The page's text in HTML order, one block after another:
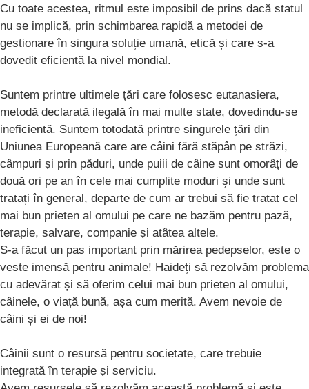
Cu toate acestea, ritmul este imposibil de prins dacă statul
nu se implică, prin schimbarea rapidă a metodei de
gestionare în singura soluție umană, etică și care s-a
dovedit eficientă la nivel mondial.
Suntem printre ultimele țări care folosesc eutanasiera,
metodă declarată ilegală în mai multe state, dovedindu-se
ineficientă. Suntem totodată printre singurele țări din
Uniunea Europeană care are câini fără stăpân pe străzi,
câmpuri și prin păduri, unde puiii de câine sunt omorâți de
două ori pe an în cele mai cumplite moduri și unde sunt
tratați în general, departe de cum ar trebui să fie tratat cel
mai bun prieten al omului pe care ne bazăm pentru pază,
terapie, salvare, companie și atâtea altele.
S-a făcut un pas important prin mărirea pedepselor, este o
veste imensă pentru animale! Haideți să rezolvăm problema
cu adevărat și să oferim celui mai bun prieten al omului,
câinele, o viață bună, așa cum merită. Avem nevoie de
câini și ei de noi!
Câinii sunt o resursă pentru societate, care trebuie
integrată în terapie și serviciu.